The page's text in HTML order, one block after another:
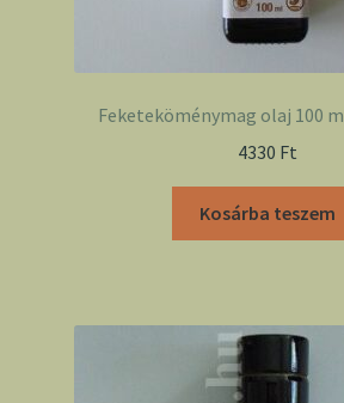
Feketeköménymag olaj 100
4330 Ft
Kosárba teszem